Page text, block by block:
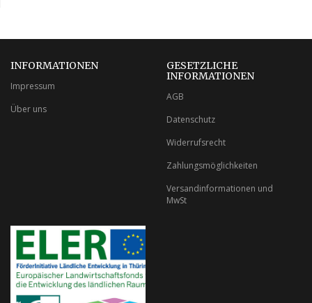
INFORMATIONEN
Impressum
Über uns
GESETZLICHE
INFORMATIONEN
AGB
Datenschutz
Widerrufsrecht
Zahlungsmöglichkeiten
Versandinformationen und
MwSt